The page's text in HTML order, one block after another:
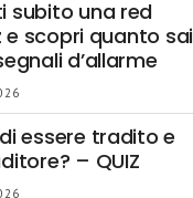
subito una red
e scopri quanto sai
d’allarme
essere tradito e
– QUIZ